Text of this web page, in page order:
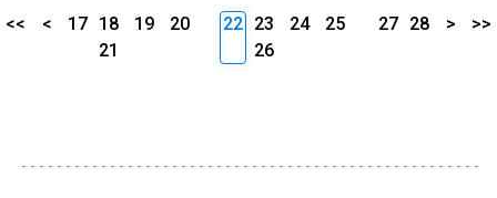
<< < 17 18 19
20
21
22 23 24
25
26
27 28 > >>